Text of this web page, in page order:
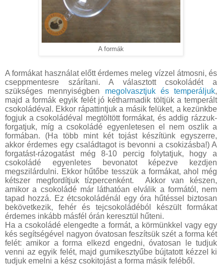
A formák
A formákat használat előtt érdemes meleg vízzel átmosni, és
cseppmentesre szárítani. A választott csokoládét a
szükséges mennyiségben megolvasztjuk és temperáljuk,
majd a formák egyik felét jó kétharmadik töltjük a temperált
csokoládéval. Ekkor rápattintjuk a másik felüket, a kezünkbe
fogjuk a csokoládéval megtöltött formákat, és addig rázzuk-
forgatjuk, míg a csokoládé egyenletesen el nem oszlik a
formában. (Ha több mint két tojást készítünk egyszerre,
akkor érdemes egy családtagot is bevonni a csokizásba!) A
forgatást-rázogatást még 8-10 percig folytatjuk, hogy a
csokoládé egyenletes bevonatot képezve kezdjen
megszilárdulni. Ekkor hűtőbe tesszük a formákat, ahol még
kétszer megfordítjuk tízpercenként.
Akkor van készen,
amikor a csokoládé már láthatóan elválik a formától, nem
tapad hozzá. Ez étcsokoládénál egy óra hűtéssel biztosan
bekövetkezik, fehér és tejcsokoládéból készült formákat
érdemes inkább másfél órán keresztül hűteni.
Ha a csokoládé elengedte a formát, a körmünkkel vagy egy
kés segítségével nagyon óvatosan feszítsük szét a forma két
felét: amikor a forma elkezd engedni, óvatosan le tudjuk
venni az egyik felét, majd gumikesztyűbe bújtatott kézzel ki
tudjuk emelni a kész csokitojást a forma másik feléből.